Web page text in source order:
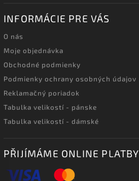
INFORMÁCIE PRE VÁS
O nás
Moje objednávka
Obchodné podmienky
Podmienky ochrany osobných údajov
Reklamačný poriadok
Tabulka velikostí - pánske
Tabulka velikostí - dámské
PŘIJÍMÁME ONLINE PLATBY